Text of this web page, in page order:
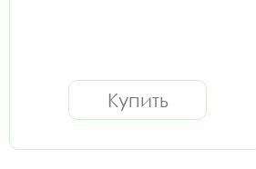
Купить